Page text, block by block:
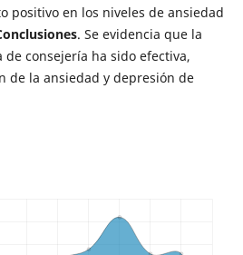
positivo en los niveles de ansiedad
. Se evidencia que la
consejería ha sido efectiva,
de la ansiedad y depresión de